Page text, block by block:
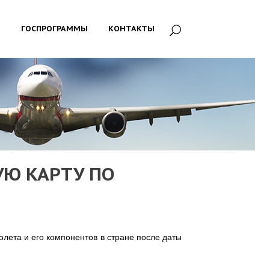
ГОСПРОГРАММЫ КОНТАКТЫ
КАРТУ ПО
и его компонентов в стране после даты